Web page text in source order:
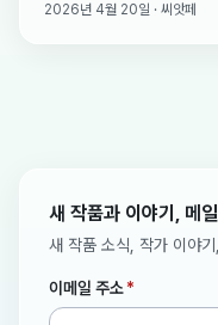
2026년 4월 20일 · 씨앗페
새 작품과 이야기, 메
새 작품 소식, 작가 이야
이메일 주소*